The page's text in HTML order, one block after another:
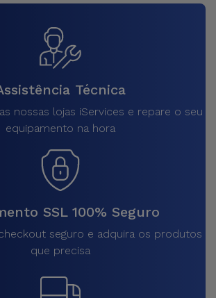
Técnica
nossas lojas iServices e repare o seu
equipamento na hora
SSL 100% Seguro
seguro e adquira os produtos
que precisa